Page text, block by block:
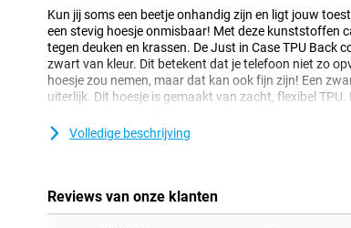
Kun jij soms een beetje onhandig zijn en ligt jouw
een stevig hoesje onmisbaar! Met deze kunststoffen
tegen deuken en krassen. De Just in Case TPU Back
zwart van kleur. Dit betekent dat je telefoon niet zo
hoesje zou nemen, maar dat kan ook fijn zijn! Een
uiterlijk. Dit hoesje is gemaakt van zacht, flexibel
voor de camera’s, knoppen en poorten. Met een Back
Volledige beschrijving
Reviews van onze klanten